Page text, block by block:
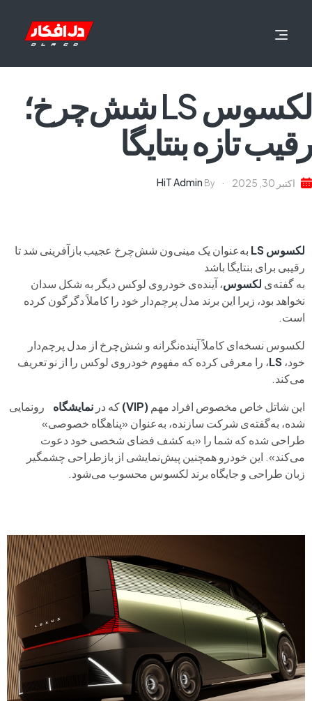
لکسوس LS شش‌چرخ؛
رقیب تازه بنتایگا
اکتبر 30, 2025 By
HiT Admin
لکسوس LS
به‌عنوان یک مینی‌ون شش‌چرخ عجیب بازآفرینی شد تا
رقیبی برای بنتایگا باشد
به گفته‌ی لکسوس، آینده‌ی خودروی لوکس دیگر به شکل سدان
نخواهد بود، زیرا این برند مدل پرچم‌دار خود را کاملاً دگرگون کرده
است.
لکسوس نسخه‌ای کاملاً آینده‌نگرانه و شش‌چرخ از مدل پرچم‌دار
خود،LS، را معرفی کرده که مفهوم خودروی لوکس را از نو تعریف
می‌کند.
این شاتل خاص مخصوص افراد مهم (VIP) که در نمایشگاه
رونمایی
شده، به‌گفته‌ی شرکت سازنده، به‌عنوان «پناهگاه خصوصی»
طراحی شده که شما را «به کشف فضای شخصی خود دعوت
می‌کند». این خودرو همچنین پیش‌نمایشی از بازطراحی چشمگیر
زبان طراحی و جایگاه برند لکسوس محسوب می‌شود.